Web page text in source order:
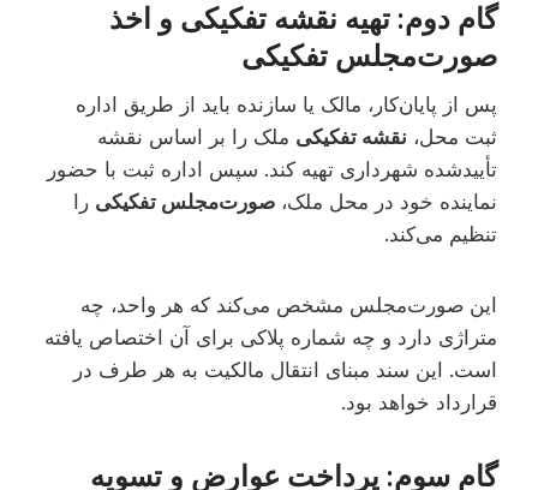
گام دوم: تهیه نقشه تفکیکی و اخذ
صورت‌مجلس تفکیکی
پس از پایان‌کار، مالک یا سازنده باید از طریق اداره
ثبت محل، نقشه تفکیکی ملک را بر اساس نقشه
تأییدشده شهرداری تهیه کند. سپس اداره ثبت با حضور
نماینده خود در محل ملک، صورت‌مجلس تفکیکی را
تنظیم می‌کند.
این صورت‌مجلس مشخص می‌کند که هر واحد، چه
متراژی دارد و چه شماره پلاکی برای آن اختصاص یافته
است. این سند مبنای انتقال مالکیت به هر طرف در
قرارداد خواهد بود.
گام سوم: پرداخت عوارض و تسویه